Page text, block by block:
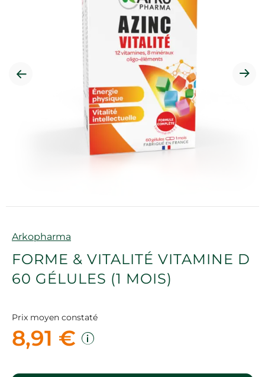
Marque
Arkopharma
FORME & VITALITÉ VITAMINE D
60 GÉLULES (1 MOIS)
Prix moyen constaté
8,91 €